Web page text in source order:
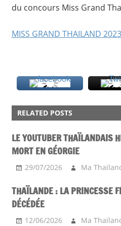
du concours Miss Grand
MISS GRAND THAILAND 2023
MISS
RELATED POSTS
LE YOUTUBER THAÏLANDAIS
MORT EN GÉORGIE
29/07/2026 Ma
THAÏLANDE : LA PRINCESSE
DÉCÉDÉE
12/06/2026 Ma